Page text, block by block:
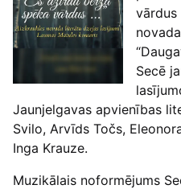
vārdus
Secē
Jaunjelgavas apvienības
Svilo, Arvīds Točs,
Inga Krauze.
Muzikālais noformējums